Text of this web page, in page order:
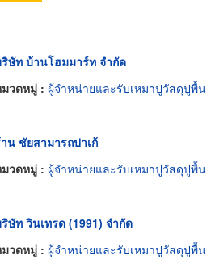
ษัท บ้านโฮมมาร์ท จำกัด
วดหมู่ : ผู้จำหน่ายและรับเหมาปูวัสดุปูพื้น
น ชัยสามารถปาเก้
วดหมู่ : ผู้จำหน่ายและรับเหมาปูวัสดุปูพื้น
ษัท วินเทรด (1991) จำกัด
วดหมู่ : ผู้จำหน่ายและรับเหมาปูวัสดุปูพื้น